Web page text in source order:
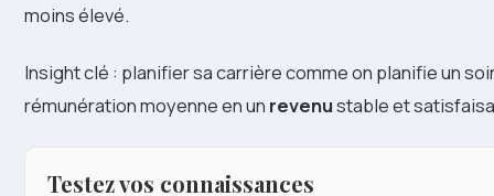
moins élevé.
Insight clé : planifier sa carrière comme on planifie un
rémunération moyenne en un revenustable et
Testez vos connaissances